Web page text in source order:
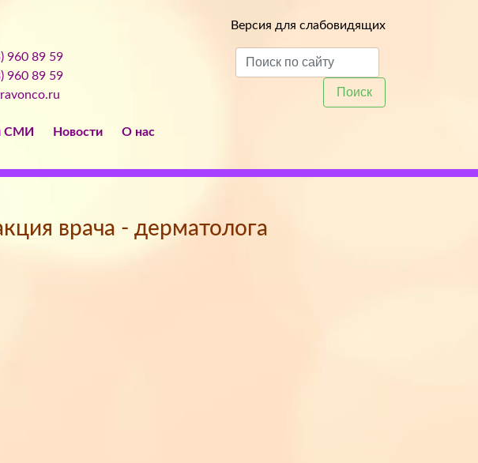
Версия для слабовидящих
960 89 59
960 89 59
Поиск
СМИ Новости О нас
врача - дерматолога